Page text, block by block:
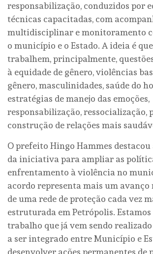
responsabilização, conduzidos por
técnicas capacitadas, com
multidisciplinar e monitoramento
o município e o Estado. A ideia é
trabalhem, principalmente,
à equidade de gênero, violências
gênero, masculinidades, saúde do
estratégias de manejo das emoções,
responsabilização, ressocialização,
construção de relações mais
O prefeito Hingo Hammes
da iniciativa para ampliar as
enfrentamento à violência no
acordo representa mais um avanço
de uma rede de proteção cada vez
estruturada em Petrópolis.
trabalho que já vem sendo realizado
a ser integrado entre Município e
desenvolver ações permanentes de